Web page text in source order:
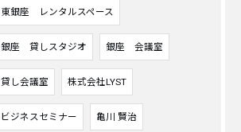
東銀座 レンタルスペース
銀座 貸しスタジオ 銀座 会議室
貸し会議室 株式会社LYST
ビジネスセミナー 亀川 賢治